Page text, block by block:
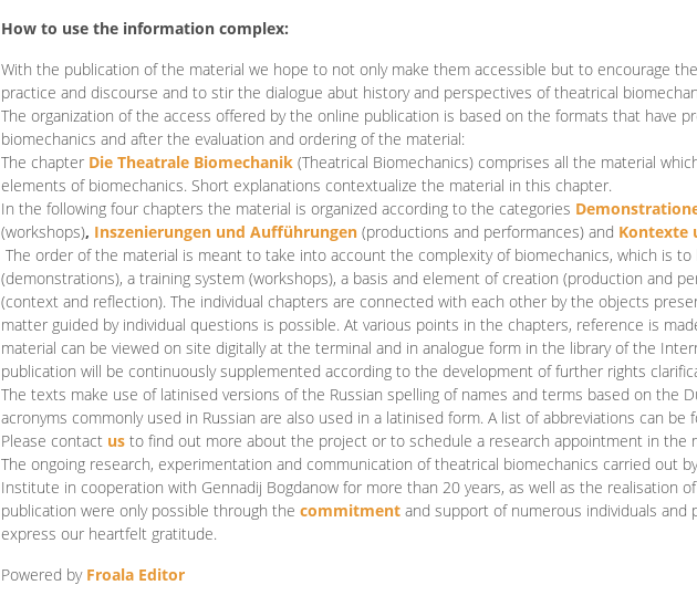
How to use the information complex:
With the publication of the material we hope to not only make them accessible but to encourage
practice and discourse and to stir the dialogue abut history and perspectives of theatrical
The organization of the access offered by the online publication is based on the formats that have
biomechanics and after the evaluation and ordering of the material:
The chapter Die Theatrale Biomechanik (Theatrical Biomechanics) comprises all the material
elements of biomechanics. Short explanations contextualize the material in this chapter.
In the following four chapters the material is organized according to the categories D
(workshops), Inszenierungen und Aufführungen (productions and performances) and Kontexte
The order of the material is meant to take into account the complexity of biomechanics, which is
(demonstrations), a training system (workshops), a basis and element of creation (production and
(context and reflection). The individual chapters are connected with each other by the objects
matter guided by individual questions is possible. At various points in the chapters, reference is
material can be viewed on site digitally at the terminal and in analogue form in the library of the
publication will be continuously supplemented according to the development of further rights
The texts make use of latinised versions of the Russian spelling of names and terms based on the
acronyms commonly used in Russian are also used in a latinised form. A list of abbreviations can be
Please contact us to find out more about the project or to schedule a research appointment in the
The ongoing research, experimentation and communication of theatrical biomechanics carried out
Institute in cooperation with Gennadij Bogdanow for more than 20 years, as well as the realisation
publication were only possible through the commitment and support of numerous individuals
express our heartfelt gratitude.
Powered by Froala Editor